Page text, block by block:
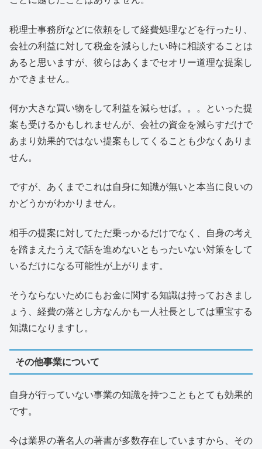
税理士事務所などに依頼をして経費処理などを行ったり、
会社の利益に対して税金を減らしたい時に相談することは
あると思いますが、彼らはあくまでセオリー道理な提案し
かできません。
何か大きな買い物をして利益を減らせば。。。といった提
案も受けるかもしれませんが、会社の資金を減らすだけで
あまり効果的ではない提案もしてくることも少なくありま
せん。
ですが、あくまでこれは自身に知識が無いと本当に良いの
かどうかがわかりません。
相手の提案に対してただ乗っかるだけでなく、自身の考え
を踏まえたうえで話を進めないともったいない対策をして
いるだけになる可能性が上がります。
そうならないためにもお金に関する知識は持っておきまし
ょう、経費の落とし方なんかも一人社長としては重宝する
知識になりますし。
その他事業について
自身が行っていない事業の知識を持つこともとても効果的
です。
今は業界の著名人の著書が多数存在していますから、その